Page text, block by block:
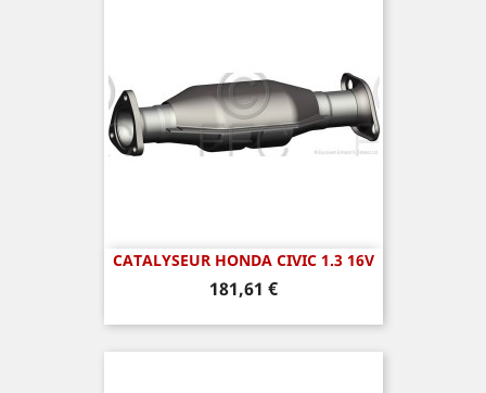
CATALYSEUR HONDA CIVIC 1.3 16V
Prix
181,61 €